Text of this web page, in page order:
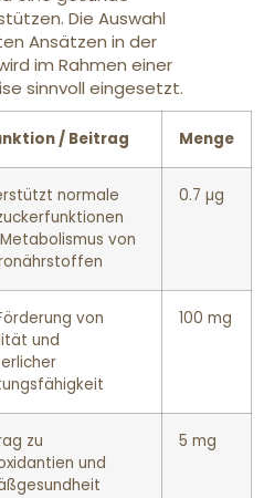
Die Auswahl
Ansätzen in der
im Rahmen einer
sinnvoll eingesetzt.
/ Beitrag Menge
normale
von
0.7 µg
von
und
100 mg
zu
und
5 mg